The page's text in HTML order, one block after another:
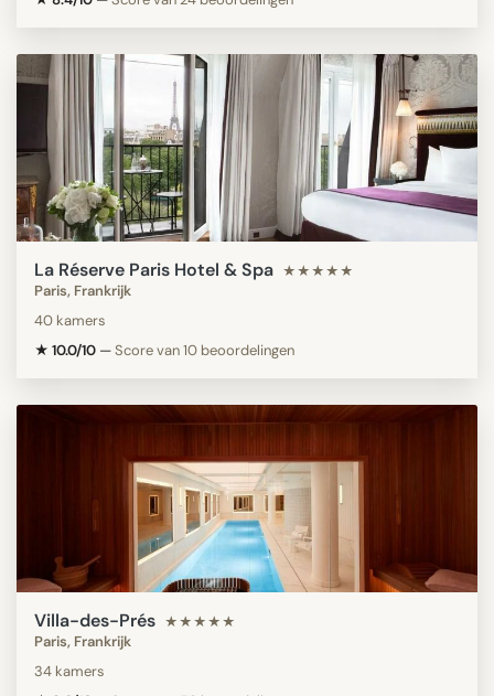
La Réserve Paris Hotel & Spa ★★★★★
Paris, Frankrijk
40 kamers
★ 10.0/10 —Score van 10 beoordelingen
Villa-des-Prés ★★★★★
Paris, Frankrijk
34 kamers